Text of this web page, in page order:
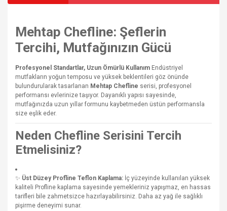
Mehtap Chefline: Şeflerin
Tercihi, Mutfağınızın Gücü
Profesyonel Standartlar, Uzun Ömürlü Kullanım Endüstriyel
mutfakların yoğun temposu ve yüksek beklentileri göz önünde
bulundurularak tasarlanan Mehtap Chefline serisi, profesyonel
performansı evlerinize taşıyor. Dayanıklı yapısı sayesinde,
mutfağınızda uzun yıllar formunu kaybetmeden üstün performansla
size eşlik eder.
Neden Chefline Serisini Tercih
Etmelisiniz?
✨ Üst Düzey Profline Teflon Kaplama: İç yüzeyinde kullanılan yüksek
kaliteli Profline kaplama sayesinde yemekleriniz yapışmaz, en hassas
tarifleri bile zahmetsizce hazırlayabilirsiniz. Daha az yağ ile sağlıklı
pişirme deneyimi sunar.